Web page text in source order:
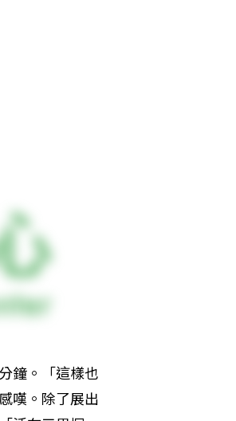
鐘。「這樣也
嘆。除了展出